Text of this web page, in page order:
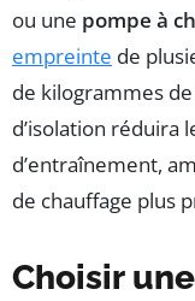
ou une pompe à
empreinte de
de kilogrammes
d’isolation réduira
d’entraînement,
de chauffage plus
Choisir